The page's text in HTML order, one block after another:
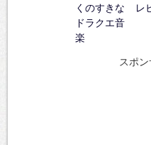
くのすきな
ドラクエ音
楽
レ
スポ